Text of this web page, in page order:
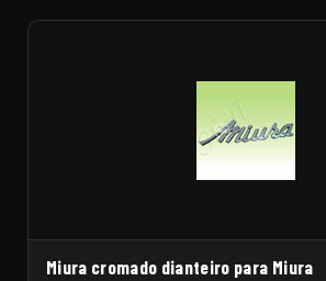
Miura cromado dianteiro para Miura